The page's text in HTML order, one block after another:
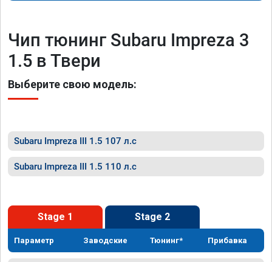
Чип тюнинг Subaru Impreza 3
1.5 в Твери
Выберите свою модель:
Subaru Impreza III 1.5 107 л.с
Subaru Impreza III 1.5 110 л.с
Stage 1 Stage 2
Параметр Заводские Тюнинг* Прибавка